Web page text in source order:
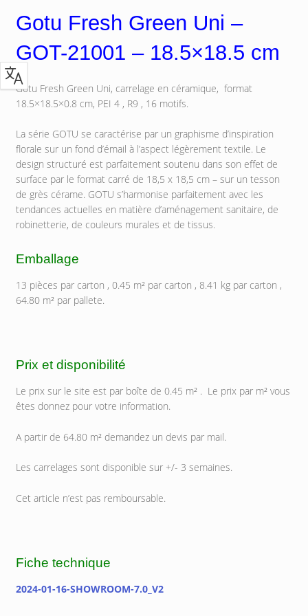
Gotu Fresh Green Uni –
GOT-21001 – 18.5×18.5 cm
Gotu Fresh Green Uni, carrelage en céramique, format
18.5×18.5×0.8 cm, PEI 4 , R9 , 16 motifs.
La série GOTU se caractérise par un graphisme d’inspiration
florale sur un fond d’émail à l’aspect légèrement textile. Le
design structuré est parfaitement soutenu dans son effet de
surface par le format carré de 18,5 x 18,5 cm – sur un tesson
de grès cérame. GOTU s’harmonise parfaitement avec les
tendances actuelles en matière d’aménagement sanitaire, de
robinetterie, de couleurs murales et de tissus.
Emballage
13 pièces par carton , 0.45 m² par carton , 8.41 kg par carton ,
64.80 m² par pallete.
Prix et disponibilité
Le prix sur le site est par boîte de 0.45 m² . Le prix par m² vous
êtes donnez pour votre information.
A partir de 64.80 m² demandez un devis par mail.
Les carrelages sont disponible sur +/- 3 semaines.
Cet article n’est pas remboursable.
Fiche technique
2024-01-16-SHOWROOM-7.0_V2